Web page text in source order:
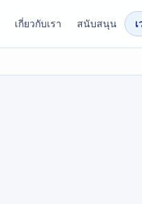
เกี่ยวกับเรา สนับสนุน